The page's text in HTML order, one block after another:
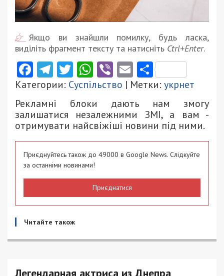
Якщо ви знайшли помилку, будь ласка,
виділіть фрагмент тексту та натисніть Ctrl+Enter.
Facebook
Telegram
Twitter
WhatsApp
ViberEmail
Категории: Суспільство | Метки: укрнет
Рекламні блоки дають нам змогу
залишатися незалежними ЗМІ, а вам -
отримувати найсвіжіші новини під ними.
Приєднуйтесь також до 49000 в Google News. Слідкуйте
за останніми новинами!
Приєднатися
Читайте також
Легендарная актриса из Днепра